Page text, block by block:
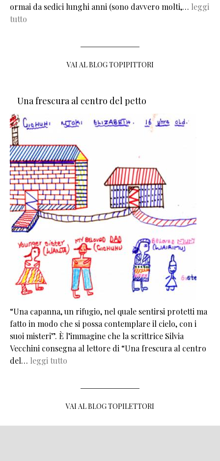
ormai da sedici lunghi anni (sono davvero molti,… leggi
tutto
VAI AL BLOG TOPIPITTORI
Una frescura al centro del petto
“Una capanna, un rifugio, nel quale sentirsi protetti ma
fatto in modo che si possa contemplare il cielo, con i
suoi misteri”. È l’immagine che la scrittrice Silvia
Vecchini consegna al lettore di “Una frescura al centro
del… leggi tutto
VAI AL BLOG TOPILETTORI